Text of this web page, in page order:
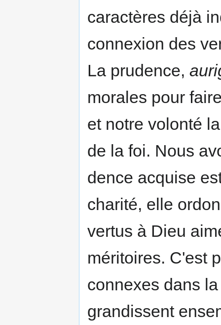
caractères déjà
connexion des
La prudence,
morales pour
et notre volonté
de la foi. Nous
dence acquise
cha­rité, elle
vertus à Dieu
méritoires. C'est
connexes dans
grandissent